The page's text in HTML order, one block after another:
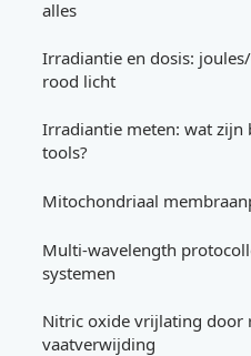
alles
Irradiantie en dosis:
rood licht
Irradiantie meten: wat zijn
tools?
Mitochondriaal
Multi-wavelength
systemen
Nitric oxide vrijlating door
vaatverwijding